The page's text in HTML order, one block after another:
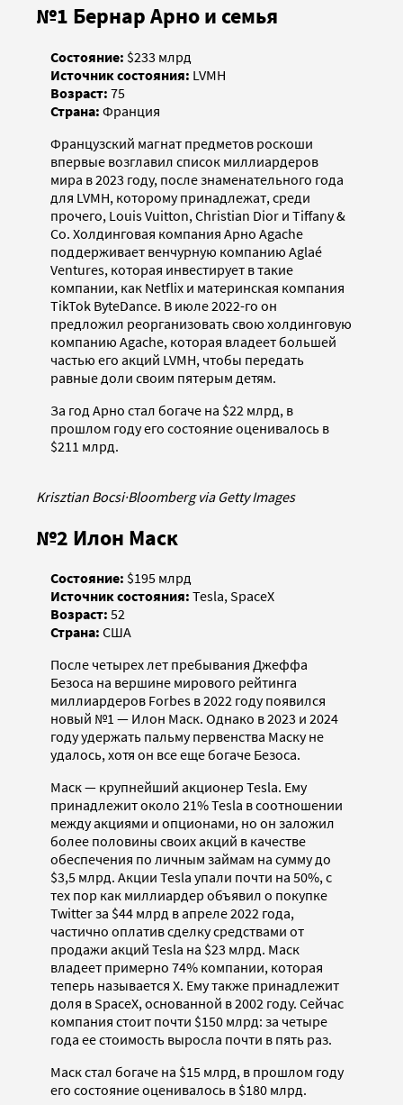
№1 Бернар Арно и семья
Состояние: $233 млрд
Источник состояния: LVMH
Возраст: 75
Страна: Франция
Французский магнат предметов роскоши
впервые возглавил список миллиардеров
мира в 2023 году, после знаменательного года
для LVMH, которому принадлежат, среди
прочего, Louis Vuitton, Christian Dior и Tiffany &
Co. Холдинговая компания Арно Agache
поддерживает венчурную компанию Aglaé
Ventures, которая инвестирует в такие
компании, как Netflix и материнская компания
TikTok ByteDance. В июле 2022-го он
предложил реорганизовать свою холдинговую
компанию Agache, которая владеет большей
частью его акций LVMH, чтобы передать
равные доли своим пятерым детям.
За год Арно стал богаче на $22 млрд, в
прошлом году его состояние оценивалось в
$211 млрд.
Krisztian Bocsi·Bloomberg via Getty Images
№2 Илон Маск
Состояние: $195 млрд
Источник состояния: Tesla, SpaceX
Возраст: 52
Страна: США
После четырех лет пребывания Джеффа
Безоса на вершине мирового рейтинга
миллиардеров Forbes в 2022 году появился
новый №1 — Илон Маск. Однако в 2023 и 2024
году удержать пальму первенства Маску не
удалось, хотя он все еще богаче Безоса.
Маск — крупнейший акционер Tesla. Ему
принадлежит около 21% Tesla в соотношении
между акциями и опционами, но он заложил
более половины своих акций в качестве
обеспечения по личным займам на сумму до
$3,5 млрд. Акции Tesla упали почти на 50%, с
тех пор как миллиардер объявил о покупке
Twitter за $44 млрд в апреле 2022 года,
частично оплатив сделку средствами от
продажи акций Tesla на $23 млрд. Маск
владеет примерно 74% компании, которая
теперь называется X. Ему также принадлежит
доля в SpaceX, основанной в 2002 году. Сейчас
компания стоит почти $150 млрд: за четыре
года ее стоимость выросла почти в пять раз.
Маск стал богаче на $15 млрд, в прошлом году
его состояние оценивалось в $180 млрд.